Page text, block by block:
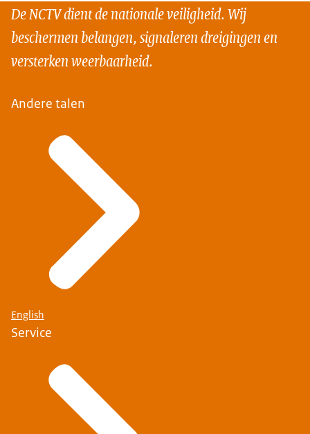
De NCTV dient de nationale veiligheid. Wij
beschermen belangen, signaleren dreigingen en
versterken weerbaarheid.
Andere talen
English
Service